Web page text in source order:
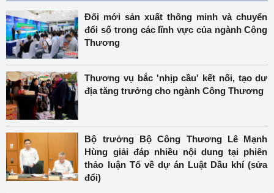
Đổi mới sản xuất thông minh và chuyển
đổi số trong các lĩnh vực của ngành Công
Thương
Thương vụ bắc 'nhịp cầu' kết nối, tạo dư
địa tăng trưởng cho ngành Công Thương
Bộ trưởng Bộ Công Thương Lê Mạnh
Hùng giải đáp nhiều nội dung tại phiên
thảo luận Tổ về dự án Luật Dầu khí (sửa
đổi)